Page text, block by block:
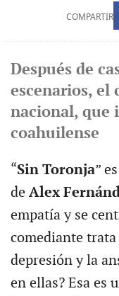
COMPARTIR
Después de
escenarios, el
nacional, que
coahuilense
“Sin Toronja”
de Alex
empatía y se
comediante
depresión y la
en ellas? Esa es